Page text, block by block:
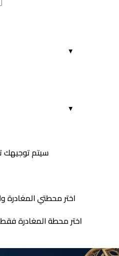
▼
▼
سيتم توجيهك
اختر محطتي المغادرة
اختر محطة المغادرة